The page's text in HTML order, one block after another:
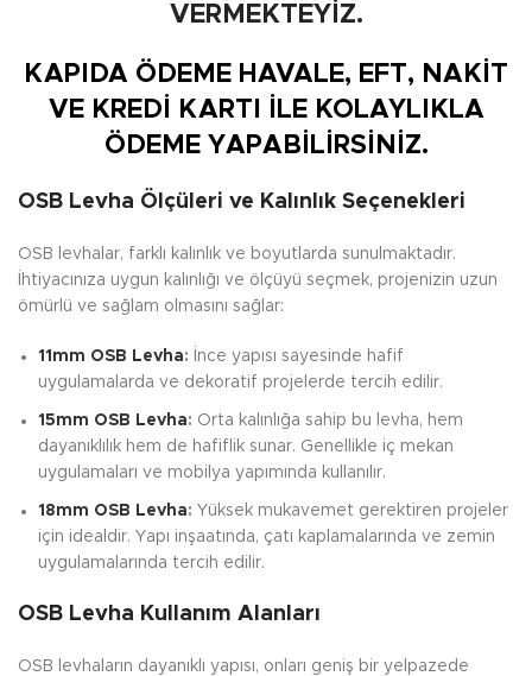
VERMEKTEYİZ.
KAPIDA ÖDEME HAVALE, EFT, NAKİT
VE KREDİ KARTI İLE KOLAYLIKLA
ÖDEME YAPABİLİRSİNİZ.
OSB Levha Ölçüleri ve Kalınlık Seçenekleri
OSB levhalar, farklı kalınlık ve boyutlarda sunulmaktadır.
İhtiyacınıza uygun kalınlığı ve ölçüyü seçmek, projenizin uzun
ömürlü ve sağlam olmasını sağlar:
11mm OSB Levha: İnce yapısı sayesinde hafif
uygulamalarda ve dekoratif projelerde tercih edilir.
15mm OSB Levha: Orta kalınlığa sahip bu levha, hem
dayanıklılık hem de hafiflik sunar. Genellikle iç mekan
uygulamaları ve mobilya yapımında kullanılır.
18mm OSB Levha: Yüksek mukavemet gerektiren projeler
için idealdir. Yapı inşaatında, çatı kaplamalarında ve zemin
uygulamalarında tercih edilir.
OSB Levha Kullanım Alanları
OSB levhaların dayanıklı yapısı, onları geniş bir yelpazede